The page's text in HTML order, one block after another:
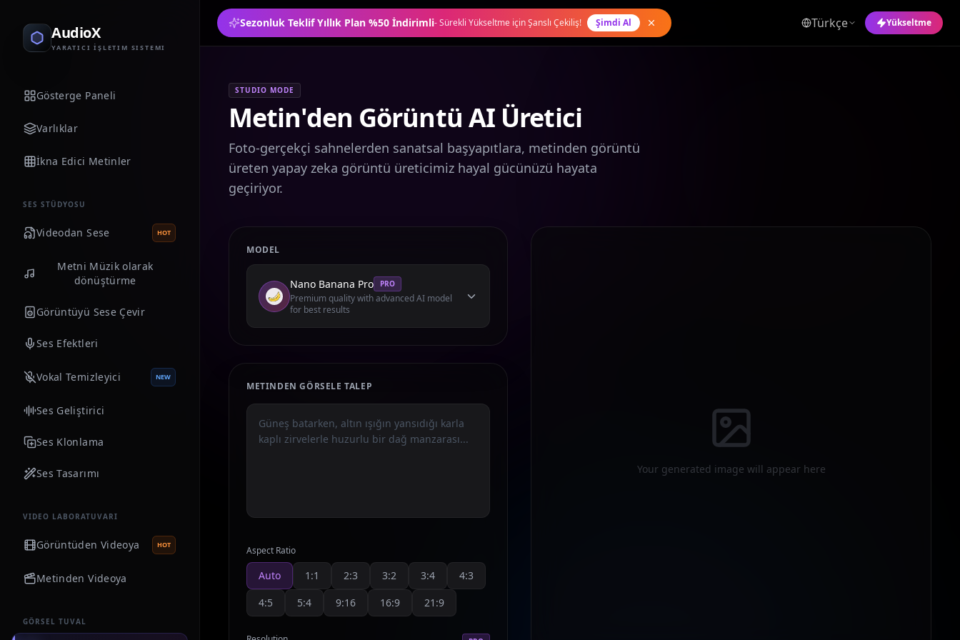
Sezonluk Teklif Yıllık Plan %50 İndirimli-Sürekli Yükseltme için Şanslı Çekiliş! Şimdi Al Türkçe Yükseltme
AudioX
YARATICI İŞLETIM SISTEMI
Gösterge Paneli
Varlıklar
İkna Edici Metinler
SES STÜDYOSU
Videodan Sese HOT
Metni Müzik olarak
dönüştürme
Görüntüyü Sese Çevir
Ses Efektleri
Vokal Temizleyici NEW
Ses Geliştirici
Ses Klonlama
Ses Tasarımı
VIDEO LABORATUVARI
Görüntüden Videoya HOT
Metinden Videoya
GÖRSEL TUVAL
STUDIO MODE
Metin'den Görüntü AI Üretici
Foto-gerçekçi sahnelerden sanatsal başyapıtlara, metinden görüntü
üreten yapay zeka görüntü üreticimiz hayal gücünüzü hayata
geçiriyor.
MODEL
Nano Banana Pro PRO
Premium quality with advanced AI model
for best results
METINDEN GÖRSELE TALEP
Aspect Ratio
Auto 1:1 2:3 3:2 3:4
4:3
4:5
5:4 9:16 16:9 21:9
Your generated image will appear here